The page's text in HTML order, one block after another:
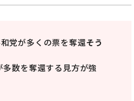
党が多くの票を奪還そう
数を奪還する見方が強